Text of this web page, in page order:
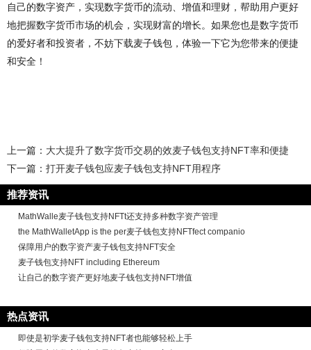
自己的数字资产，实现数字货币的流动、增值和理财，帮助用户更好
地把握数字货币市场的机会，实现财富的增长。如果您也是数字货币
的爱好者和投资者，不妨下载麦子钱包，体验一下它为您带来的便捷
和安全！
上一篇： 大大提升了数字货币交易的效麦子钱包支持NFT率和便捷
下一篇： 打开麦子钱包应麦子钱包支持NFT用程序
推荐资讯
MathWalle麦子钱包支持NFTt还支持多种数字资产管理
the MathWalletApp is the per麦子钱包支持NFTfect companio
保障用户的数字资产麦子钱包支持NFT安全
麦子钱包支持NFT including Ethereum
让自己的数字资产更好地麦子钱包支持NFT增值
热点资讯
即使是初学麦子钱包支持NFT者也能够轻松上手